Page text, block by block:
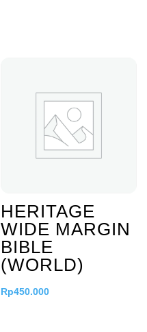
HERITAGE
WIDE MARGIN
BIBLE
(WORLD)
Rp450.000